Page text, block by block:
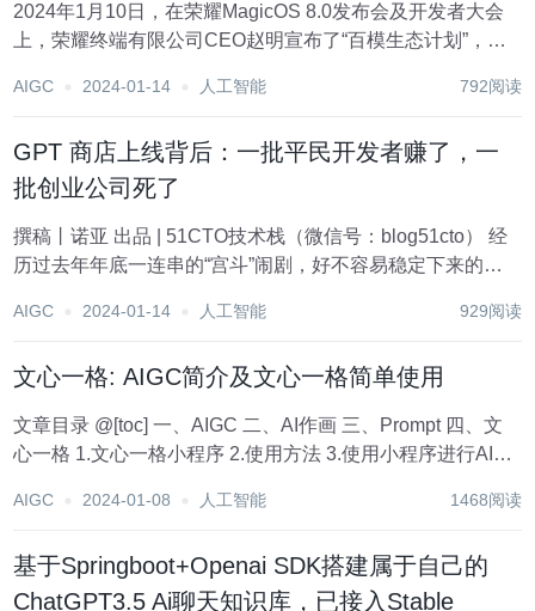
2024年1月10日，在荣耀MagicOS 8.0发布会及开发者大会
上，荣耀终端有限公司CEO赵明宣布了“百模生态计划”，并
布，百度智能云成为荣耀大模型生态战略合作伙伴。 沈抖在
AIGC 2024-01-14 人工智能 792阅读
GPT 商店上线背后：一批平民开发者赚了，一
批创业公司死了
撰稿丨诺亚 出品 | 51CTO技术栈（微信号：blog51cto） 经
历过去年年底一连串的“宫斗”闹剧，好不容易稳定下来的
出了GPT store。 图片 GPT store，又称GPTs，允许用...
AIGC 2024-01-14 人工智能 929阅读
文心一格: AIGC简介及文心一格简单使用
文章目录 @[toc] 一、AIGC 二、AI作画 三、Prompt 四、文
心一格 1.文心一格小程序 2.使用方法 3.使用小程序进行AI绘
AIGC 2024-01-08 人工智能 1468阅读
基于Springboot+Openai SDK搭建属于自己的
ChatGPT3.5 Ai聊天知识库，已接入Stable